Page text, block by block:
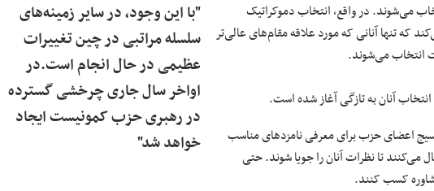
"با این وجود، در سایر زمینه‌های
سلسله مراتبی در چین تغییرات
عظیمی در حال انجام است.در
اواخر سال جاری چرخشی گسترده
در رهبری حزب کمونیست ایجاد
خواهد شد"
می‌شوند. در واقع، انتخاب دموکراتیک
تنها آنانی که مورد علاقه مقام‌های عالی‌تر
انتخاب می‌شوند.
اعضای حزب برای معرفی نامزد‌های مناسب
می‌کنند تا نظرات آنان را جویا شوند. حتی
کسب کنند.